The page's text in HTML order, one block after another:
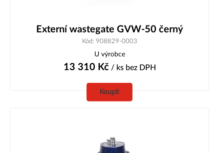
Externí wastegate GVW-50 černý
Kód: 908829-0003
U výrobce
13 310 Kč/ ks bez DPH
Koupit